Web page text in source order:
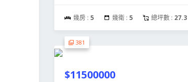
幾房 : 5 幾衛 : 5 總坪數 : 27.3
381
$11500000